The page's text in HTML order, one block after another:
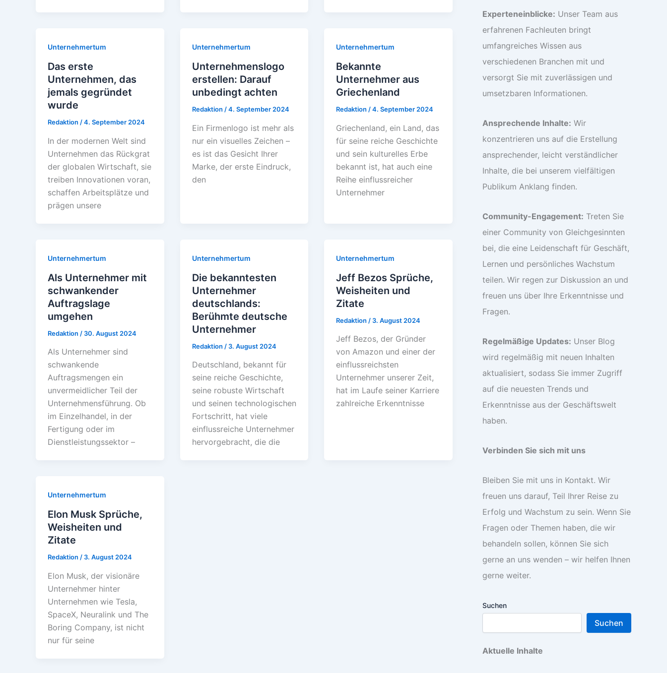
Unternehmertum
Das erste
Unternehmen, das
jemals gegründet
wurde
Redaktion /4. September 2024
In der modernen Welt sind
Unternehmen das Rückgrat
der globalen Wirtschaft, sie
treiben Innovationen voran,
schaffen Arbeitsplätze und
prägen unsere
Unternehmertum
Unternehmenslogo
erstellen: Darauf
unbedingt achten
Redaktion /4. September 2024
Ein Firmenlogo ist mehr als
nur ein visuelles Zeichen –
es ist das Gesicht Ihrer
Marke, der erste Eindruck,
den
Unternehmertum
Bekannte
Unternehmer aus
Griechenland
Redaktion /4. September 2024
Griechenland, ein Land, das
für seine reiche Geschichte
und sein kulturelles Erbe
bekannt ist, hat auch eine
Reihe einflussreicher
Unternehmer
Unternehmertum
Als Unternehmer mit
schwankender
Auftragslage
umgehen
Redaktion / 30. August 2024
Als Unternehmer sind
schwankende
Auftragsmengen ein
unvermeidlicher Teil der
Unternehmensführung. Ob
im Einzelhandel, in der
Fertigung oder im
Dienstleistungssektor –
Unternehmertum
Die bekanntesten
Unternehmer
deutschlands:
Berühmte deutsche
Unternehmer
Redaktion / 3. August 2024
Deutschland, bekannt für
seine reiche Geschichte,
seine robuste Wirtschaft
und seinen technologischen
Fortschritt, hat viele
einflussreiche Unternehmer
hervorgebracht, die die
Unternehmertum
Jeff Bezos Sprüche,
Weisheiten und
Zitate
Redaktion / 3. August 2024
Jeff Bezos, der Gründer
von Amazon und einer der
einflussreichsten
Unternehmer unserer Zeit,
hat im Laufe seiner Karriere
zahlreiche Erkenntnisse
Unternehmertum
Elon Musk Sprüche,
Weisheiten und
Zitate
Redaktion / 3. August 2024
Elon Musk, der visionäre
Unternehmer hinter
Unternehmen wie Tesla,
SpaceX, Neuralink und The
Boring Company, ist nicht
nur für seine
Experteneinblicke: Unser Team aus
erfahrenen Fachleuten bringt
umfangreiches Wissen aus
verschiedenen Branchen mit und
versorgt Sie mit zuverlässigen und
umsetzbaren Informationen.
Ansprechende Inhalte: Wir
konzentrieren uns auf die Erstellung
ansprechender, leicht verständlicher
Inhalte, die bei unserem vielfältigen
Publikum Anklang finden.
Community-Engagement: Treten Sie
einer Community von Gleichgesinnten
bei, die eine Leidenschaft für Geschäft,
Lernen und persönliches Wachstum
teilen. Wir regen zur Diskussion an und
freuen uns über Ihre Erkenntnisse und
Fragen.
Regelmäßige Updates: Unser Blog
wird regelmäßig mit neuen Inhalten
aktualisiert, sodass Sie immer Zugriff
auf die neuesten Trends und
Erkenntnisse aus der Geschäftswelt
haben.
Verbinden Sie sich mit uns
Bleiben Sie mit uns in Kontakt. Wir
freuen uns darauf, Teil Ihrer Reise zu
Erfolg und Wachstum zu sein. Wenn Sie
Fragen oder Themen haben, die wir
behandeln sollen, können Sie sich
gerne an uns wenden – wir helfen Ihnen
gerne weiter.
Suchen
Suchen
Aktuelle Inhalte